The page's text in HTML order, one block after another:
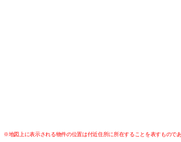
※地図上に表示される物件の位置は付近住所に所在することを表すもので